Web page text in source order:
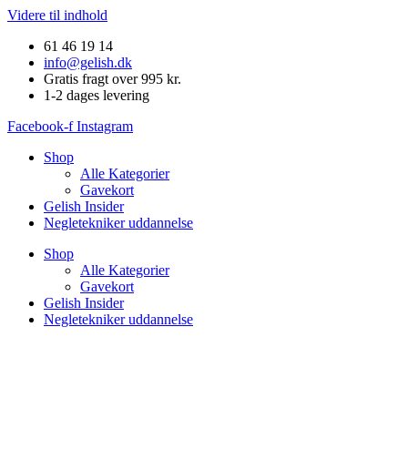
Videre til indhold
61 46 19 14
info@gelish.dk
Gratis fragt over 995 kr.
1-2 dages levering
Facebook-f Instagram
Shop
Alle Kategorier
Gavekort
Gelish Insider
Negletekniker uddannelse
Shop
Alle Kategorier
Gavekort
Gelish Insider
Negletekniker uddannelse